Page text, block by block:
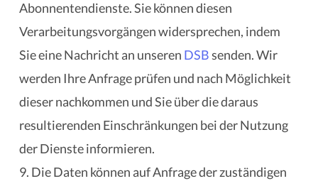
Abonnentendienste. Sie können diesen
Verarbeitungsvorgängen widersprechen, indem
Sie eine Nachricht an unseren DSBsenden. Wir
werden Ihre Anfrage prüfen und nach Möglichkeit
dieser nachkommen und Sie über die daraus
resultierenden Einschränkungen bei der Nutzung
der Dienste informieren.
9. Die Daten können auf Anfrage der zuständigen